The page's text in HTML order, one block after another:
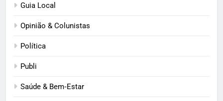
Guia Local
Opinião & Colunistas
Política
Publi
Saúde & Bem‑Estar